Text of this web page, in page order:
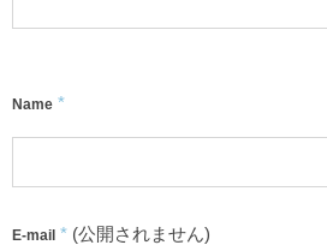
Name *
E-mail * (公開されません)